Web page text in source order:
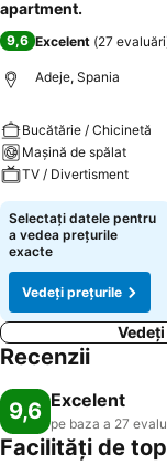
apartment.
9,6 Excelent (27 evaluări
Adeje, Spania
Bucătărie / Chicinetă
Mașină de spălat
TV / Divertisment
Selectați datele pentru
a vedea prețurile
exacte
Vedeți prețurile
Recenzii
9,6 Excelent
pe baza a 27
Facilități de top